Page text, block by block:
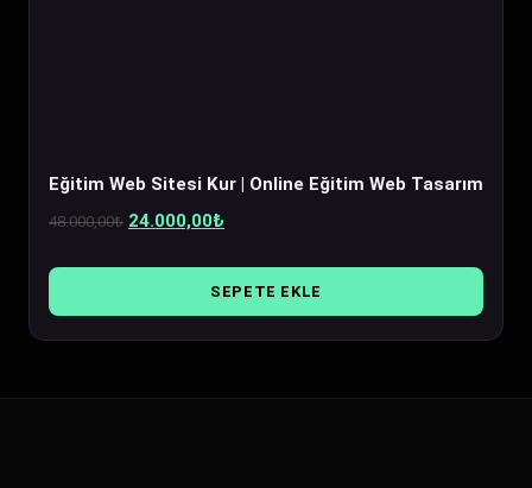
Eğitim Web Sitesi Kur | Online Eğitim Web Tasarım
48.000,00₺ Orijinal
24.000,00₺Şu
SEPETE EKLE